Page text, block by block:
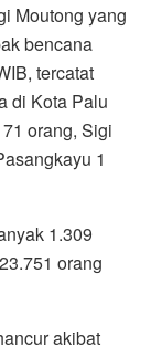
Moutong yang
bencana
tercatat
di Kota Palu
orang, Sigi
1
1.309
orang
akibat